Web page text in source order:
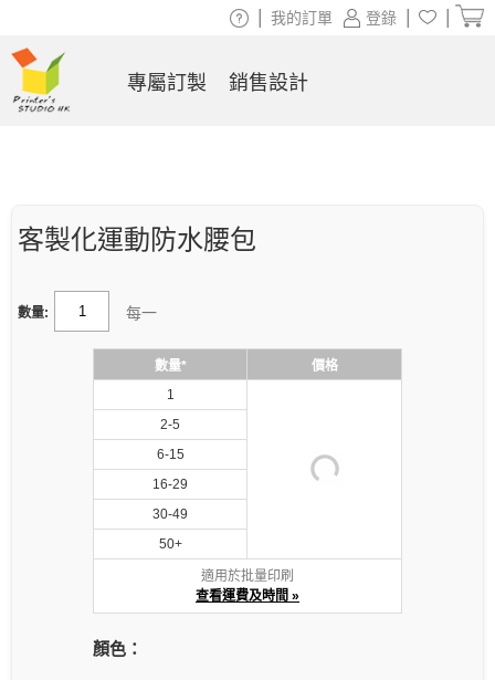
客製化運動防水腰包
數量: 每一
數量*
價格
1
2-5
6-15
16-29
30-49
50+
適用於批量印刷
查看運費及時間 »
顏色：
登錄
我的訂單
專屬訂製 銷售設計